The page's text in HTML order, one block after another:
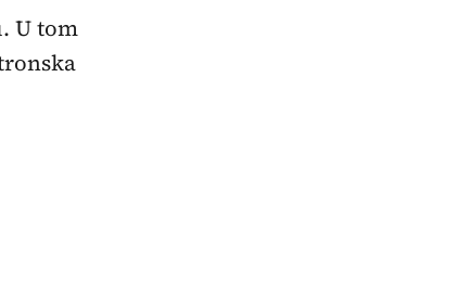
U tom